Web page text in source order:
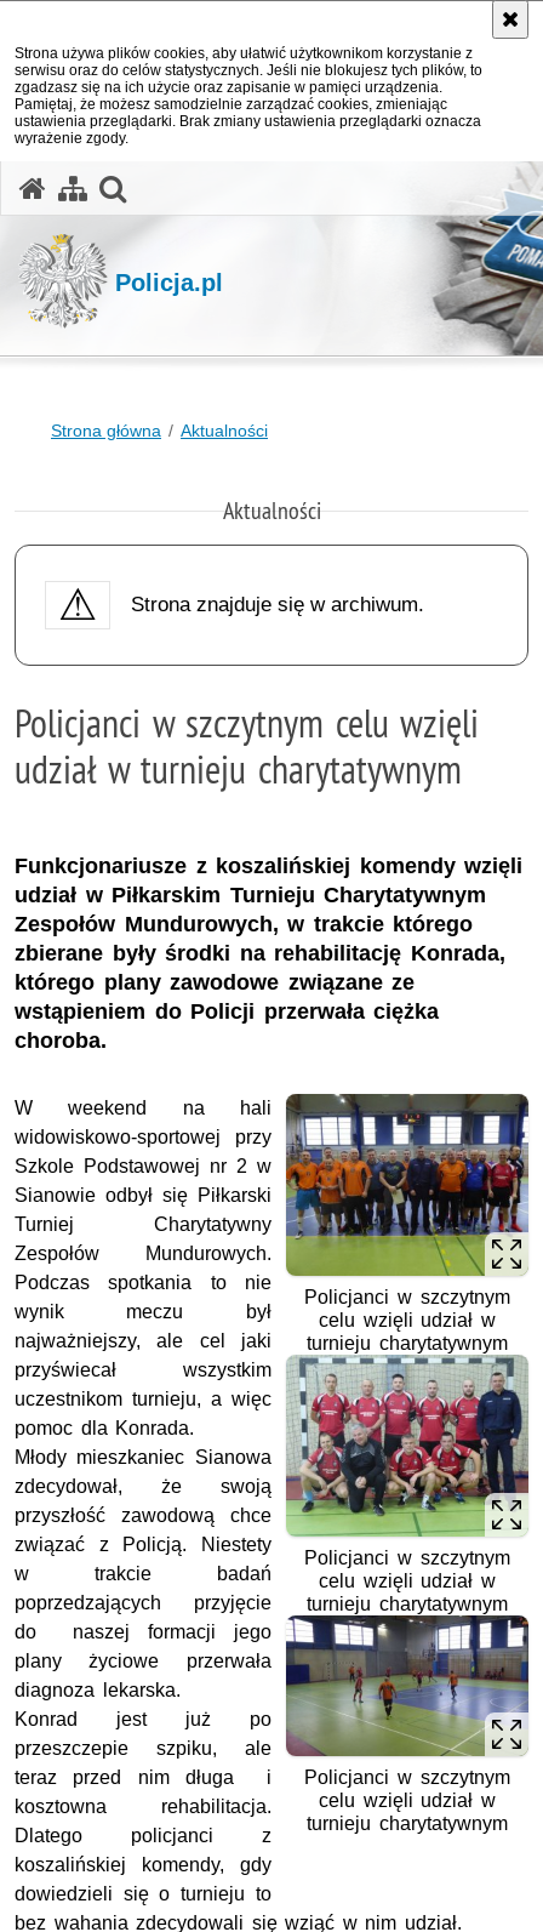
Strona używa plików cookies, aby ułatwić użytkownikom korzystanie z
serwisu oraz do celów statystycznych. Jeśli nie blokujesz tych plików, to
zgadzasz się na ich użycie oraz zapisanie w pamięci urządzenia.
Pamiętaj, że możesz samodzielnie zarządzać cookies, zmieniając
ustawienia przeglądarki. Brak zmiany ustawienia przeglądarki oznacza
wyrażenie zgody.
Policja.pl
Strona główna Aktualności
Aktualności
Strona znajduje się w archiwum.
Policjanci w szczytnym celu wzięli
udział w turnieju charytatywnym
Funkcjonariusze z koszalińskiej komendy wzięli
udział w Piłkarskim Turnieju Charytatywnym
Zespołów Mundurowych, w trakcie którego
zbierane były środki na rehabilitację Konrada,
którego plany zawodowe związane ze
wstąpieniem do Policji przerwała ciężka
choroba.
Policjanci w szczytnym
celu wzięli udział w
turnieju charytatywnym
Policjanci w szczytnym
celu wzięli udział w
turnieju charytatywnym
Policjanci w szczytnym
celu wzięli udział w
turnieju charytatywnym
W weekend na hali
widowiskowo-sportowej przy
Szkole Podstawowej nr 2 w
Sianowie odbył się Piłkarski
Turniej Charytatywny
Zespołów Mundurowych.
Podczas spotkania to nie
wynik meczu był
najważniejszy, ale cel jaki
przyświecał wszystkim
uczestnikom turnieju, a więc
pomoc dla Konrada.
Młody mieszkaniec Sianowa
zdecydował, że swoją
przyszłość zawodową chce
związać z Policją. Niestety
w trakcie badań
poprzedzających przyjęcie
do naszej formacji jego
plany życiowe przerwała
diagnoza lekarska.
Konrad jest już po
przeszczepie szpiku, ale
teraz przed nim długa i
kosztowna rehabilitacja.
Dlatego policjanci z
koszalińskiej komendy, gdy
dowiedzieli się o turnieju to
bez wahania zdecydowali się wziąć w nim udział.